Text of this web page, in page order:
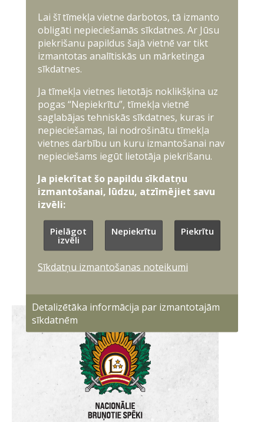
Lai šī tīmekļa vietne darbotos, tā izmanto
obligāti nepieciešamās sīkdatnes. Ar Jūsu
piekrišanu papildus šajā vietnē var tikt
izmantotas analītiskās un mārketinga
sīkdatnes.
Ja tīmekļa vietnes lietotājs noklikšķina uz
pogas “Nepiekrītu”, tīmekļa vietnē
saglabājas tehniskās sīkdatnes, kuras ir
nepieciešamas, lai nodrošinātu tīmekļa
vietnes darbību un kuru izmantošanai nav
nepieciešams iegūt lietotāja piekrišanu.
Ja piekrītat šo papildu sīkdatņu
izmantošanai, lūdzu, atzīmējiet savu
izvēli:
Pielāgot
izvēli
Nepiekrītu Piekrītu
Sīkdatņu izmantošanas noteikumi
Detalizētāka informācija par izmantotajām
sīkdatnēm